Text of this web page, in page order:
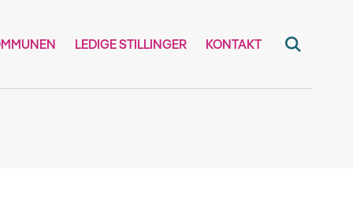
LEDIGE STILLINGER KONTAKT